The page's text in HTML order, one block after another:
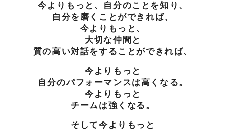
今よりもっと、自分のことを知り、
自分を磨くことができれば、
今よりもっと、
大切な仲間と
質の高い対話をすることができれば、
今よりもっと
自分のパフォーマンスは高くなる。
今よりもっと
チームは強くなる。
そして今よりもっと